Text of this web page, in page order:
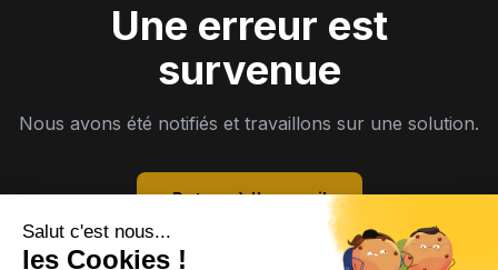
Une erreur est
survenue
Nous avons été notifiés et travaillons sur une solution.
Retour à l'accueil